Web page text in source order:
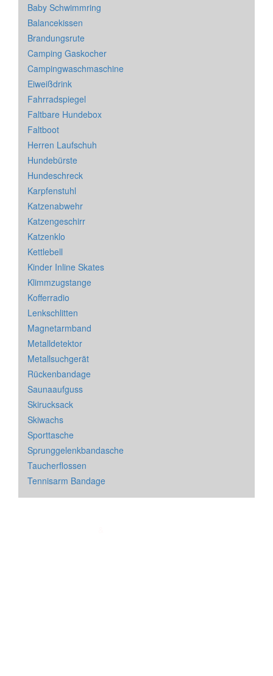
Baby Schwimmring
Balancekissen
Brandungsrute
Camping Gaskocher
Campingwaschmaschine
Eiweißdrink
Fahrradspiegel
Faltbare Hundebox
Faltboot
Herren Laufschuh
Hundebürste
Hundeschreck
Karpfenstuhl
Katzenabwehr
Katzengeschirr
Katzenklo
Kettlebell
Kinder Inline Skates
Klimmzugstange
Kofferradio
Lenkschlitten
Magnetarmband
Metalldetektor
Metallsuchgerät
Rückenbandage
Saunaaufguss
Skirucksack
Skiwachs
Sporttasche
Sprunggelenkbandasche
Taucherflossen
Tennisarm Bandage